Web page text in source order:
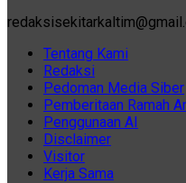
Tentang Kami
Redaksi
Pedoman Media Siber
Pemberitaan Ramah
Penggunaan AI
Disclaimer
Visitor
Kerja Sama